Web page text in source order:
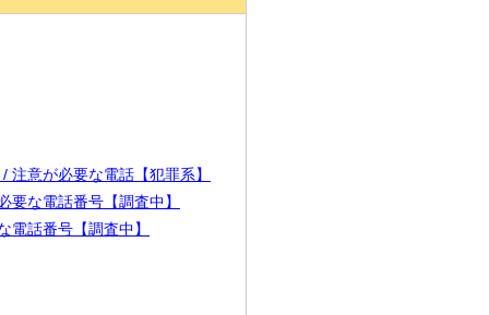
注意が必要な電話【犯罪系】
な電話番号【調査中】
話番号【調査中】